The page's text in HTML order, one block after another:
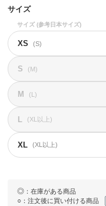
サイズ
サイズ (参考日本サイズ)
XS (S)
S (M)
M (L)
L (XL以上)
XL (XL以上)
◎ ：在庫がある商品
○ ：注文後に買い付ける商品